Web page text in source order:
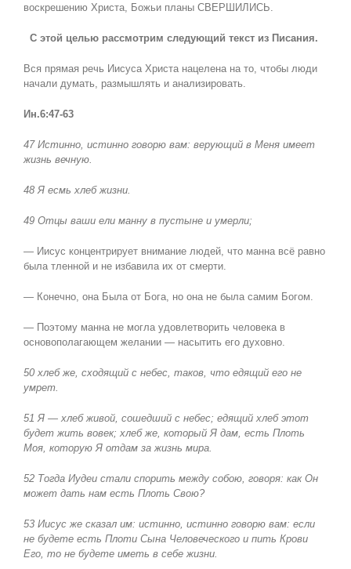
воскрешению Христа, Божьи планы СВЕРШИЛИСЬ.
С этой целью рассмотрим следующий текст из Писания.
Вся прямая речь Иисуса Христа нацелена на то, чтобы люди
начали думать, размышлять и анализировать.
Ин.6:47-63
47 Истинно, истинно говорю вам: верующий в Меня имеет
жизнь вечную.
48 Я есмь хлеб жизни.
49 Отцы ваши ели манну в пустыне и умерли;
— Иисус концентрирует внимание людей, что манна всё равно
была тленной и не избавила их от смерти.
— Конечно, она Была от Бога, но она не была самим Богом.
— Поэтому манна не могла удовлетворить человека в
основополагающем желании — насытить его духовно.
50 хлеб же, сходящий с небес, таков, что едящий его не
умрет.
51 Я — хлеб живой, сошедший с небес; едящий хлеб этот
будет жить вовек; хлеб же, который Я дам, есть Плоть
Моя, которую Я отдам за жизнь мира.
52 Тогда Иудеи стали спорить между собою, говоря: как Он
может дать нам есть Плоть Свою?
53 Иисус же сказал им: истинно, истинно говорю вам: если
не будете есть Плоти Сына Человеческого и пить Крови
Его, то не будете иметь в себе жизни.